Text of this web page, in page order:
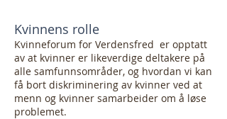
Kvinnens rolle
Kvinneforum for Verdensfred er opptatt
av at kvinner er likeverdige deltakere på
alle samfunnsområder, og hvordan vi kan
få bort diskriminering av kvinner ved at
menn og kvinner samarbeider om å løse
problemet.